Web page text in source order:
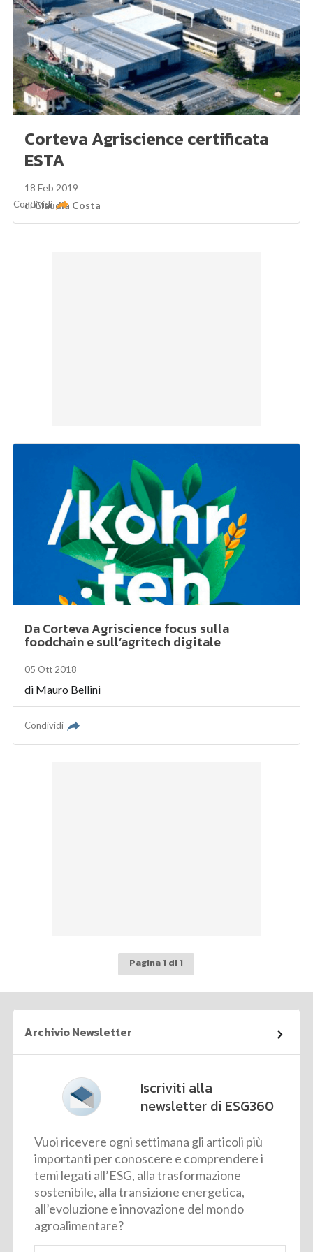
Corteva Agriscience certificata
ESTA
18 Feb 2019
diClaudia Costa
Condividi
Da Corteva Agriscience focus sulla
foodchain e sull’agritech digitale
05 Ott 2018
di Mauro Bellini
Condividi
Pagina 1 di 1
Archivio Newsletter
Iscriviti alla
newsletter di ESG360
Vuoi ricevere ogni settimana gli articoli più
importanti per conoscere e comprendere i
temi legati all’ESG, alla trasformazione
sostenibile, alla transizione energetica,
all’evoluzione e innovazione del mondo
agroalimentare?